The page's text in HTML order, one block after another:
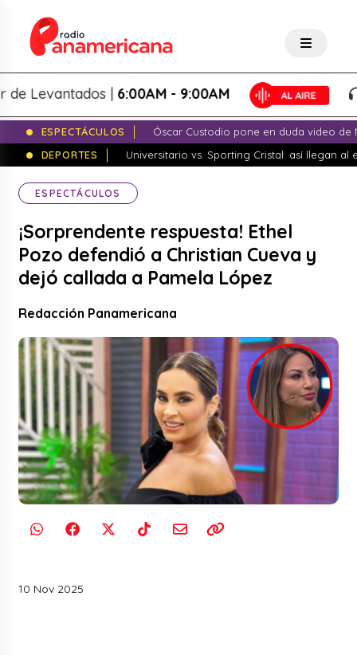
|6:00AM - 9:00AM
ESPECTÁCULOS
Óscar Custodio pone en duda video de
DEPORTES
Universitario vs. Sporting Cristal: así llegan al
ESPECTÁCULOS
¡Sorprendente respuesta! Ethel
Pozo defendió a Christian Cueva y
dejó callada a Pamela López
Redacción Panamericana
10 Nov 2025